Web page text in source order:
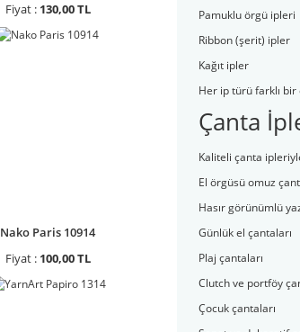
Fiyat : 130,00 TL
Nako Paris 10914
Fiyat : 100,00 TL
Pamuklu örgü ipleri
Ribbon (şerit) ipler
Kağıt ipler
Her ip türü farklı
Çanta
Kaliteli çanta
El örgüsü omuz
Hasır görünümlü
Günlük el çantaları
Plaj çantaları
Clutch ve portföy
Çocuk çantaları